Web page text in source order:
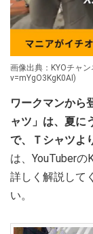
画像出典：KYOチャ
v=mYgO3KgK0AI)
ワークマンから
ャツ」は、夏に
で、Ｔシャツよ
は、YouTuber
詳しく解説して
い。